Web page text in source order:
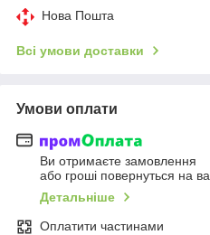
Нова Пошта
Всі умови доставки
Умови оплати
Ви отримаєте замовлення
або гроші повернуться на
Детальніше
Оплатити частинами